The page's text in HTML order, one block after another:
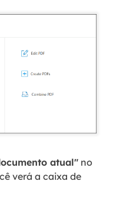
atual"no
verá a caixa de